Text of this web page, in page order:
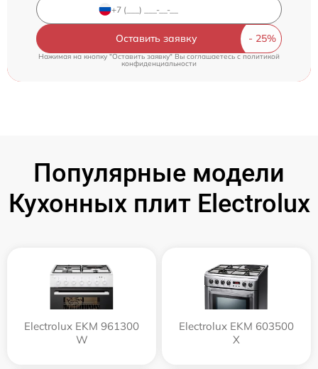
Оставить заявку
Нажимая на кнопку "Оставить заявку" Вы соглашаетесь cполитикой
конфиденциальности
Популярные модели
Кухонных плит Electrolux
Electrolux EKM 961300
W
Electrolux EKM 603500
X